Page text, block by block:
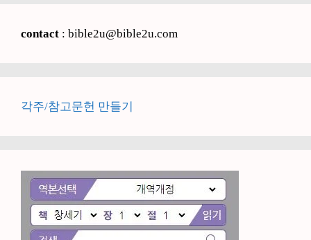
contact : bible2u@bible2u.com
각주/참고문헌 만들기